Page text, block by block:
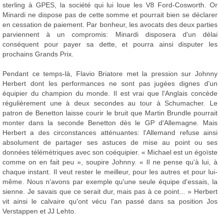
sterling à GPES, la société qui lui loue les V8 Ford-Cosworth. Or
Minardi ne dispose pas de cette somme et pourrait bien se déclarer
en cessation de paiement. Par bonheur, les avocats des deux parties
parviennent à un compromis: Minardi disposera d'un délai
conséquent pour payer sa dette, et pourra ainsi disputer les
prochains Grands Prix.
Pendant ce temps-là, Flavio Briatore met la pression sur Johnny
Herbert dont les performances ne sont pas jugées dignes d'un
équipier du champion du monde. Il est vrai que l'Anglais concède
régulièrement une à deux secondes au tour à Schumacher. Le
patron de Benetton laisse courir le bruit que Martin Brundle pourrait
monter dans la seconde Benetton dès le GP d'Allemagne. Mais
Herbert a des circonstances atténuantes: l'Allemand refuse ainsi
absolument de partager ses astuces de mise au point ou ses
données télémétriques avec son coéquipier. « Michael est un égoïste
comme on en fait peu », soupire Johnny. « Il ne pense qu'à lui, à
chaque instant. Il veut rester le meilleur, pour les autres et pour lui-
même. Nous n'avons par exemple qu'une seule équipe d'essais, la
sienne. Je savais que ce serait dur, mais pas à ce point... » Herbert
vit ainsi le calvaire qu'ont vécu l'an passé dans sa position Jos
Verstappen et JJ Lehto.